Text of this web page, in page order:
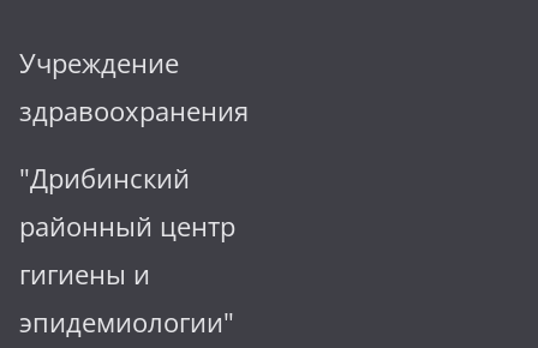
Учреждение
здравоохранения
"Дрибинский
районный центр
гигиены и
эпидемиологии"